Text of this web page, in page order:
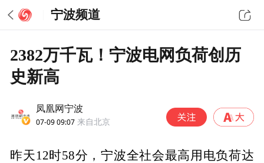
宁波频道
2382万千瓦！宁波电网负荷创历
史新高
凤凰网宁波
07-09 09:07 来自北京
昨天12时58分，宁波全社会最高用电负荷达